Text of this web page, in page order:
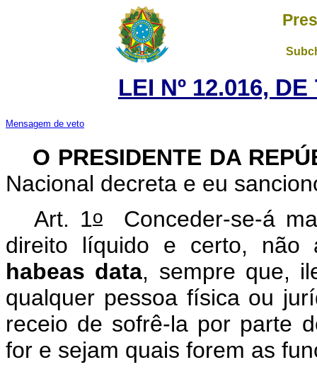
LEI Nº 12.016,
Mensagem de veto
O PRESIDENTE DA
Nacional decreta e eu
Art. 1o Conceder-se-á
direito líquido e certo, não
habeas data, sempre que,
qualquer pessoa física ou
receio de sofrê-la por parte
for e sejam quais forem as